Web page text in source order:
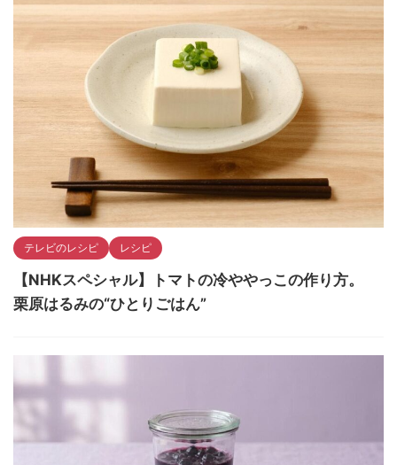
テレビのレシピ レシピ
【NHKスペシャル】トマトの冷ややっこの作り方。
栗原はるみの“ひとりごはん”